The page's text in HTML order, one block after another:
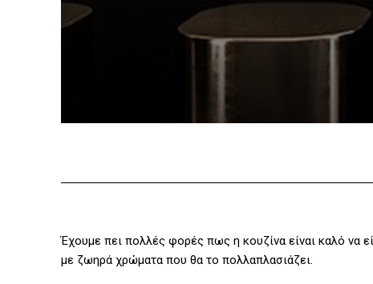
Έχουμε πει πολλές φορές πως η κουζίνα είναι καλό να
με ζωηρά χρώματα που θα το πολλαπλασιάζει.